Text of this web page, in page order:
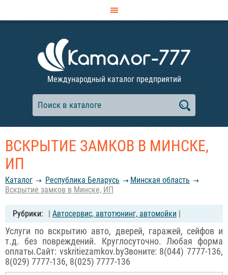
Международный каталог предприятий
ВСКРЫТИЕ ЗАМКОВ В МИНСКЕ,
ИП
Каталог Республика Беларусь
Минская область
Вскрытие замков в Минске, ИП
| Автосервис, автотюнинг, автомойки |
Услуги по вскрытию авто, дверей, гаражей, сейфов и
т.д. без повреждений. Круглосуточно. Любая форма
оплаты.Сайт: vskritiezamkov.byЗвоните: 8(044) 7777-136,
8(029) 7777-136, 8(025) 7777-136